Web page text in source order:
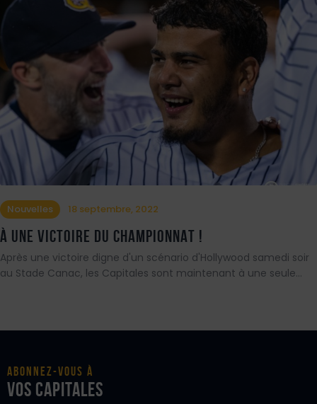
Nouvelles 18 septembre, 2022
À UNE VICTOIRE DU CHAMPIONNAT !
Après une victoire digne d'un scénario d'Hollywood samedi soir
au Stade Canac, les Capitales sont maintenant à une seule…
Abonnez-vous à
vos Capitales